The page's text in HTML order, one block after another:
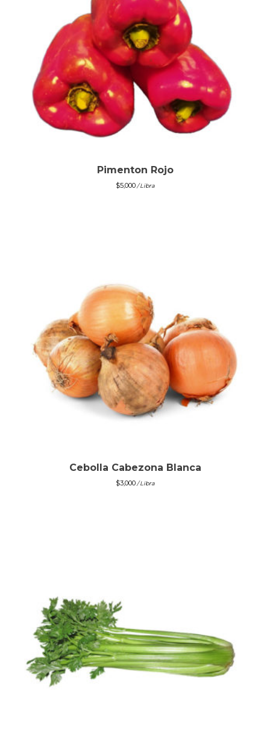
Pimenton Rojo
$5,000/ Libra
Cebolla Cabezona Blanca
$3,000/ Libra